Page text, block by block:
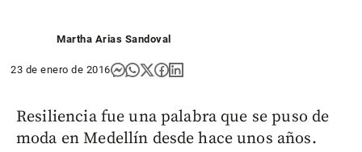
Martha Arias Sandoval
23 de enero de 2016
Resiliencia fue una palabra que se puso de
moda en Medellín desde hace unos años.